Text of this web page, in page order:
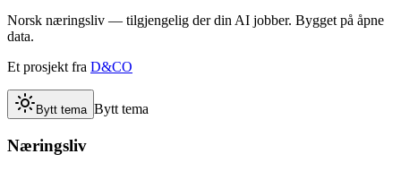
Norsk næringsliv — tilgjengelig der din AI jobber. Bygget på åpne
data.
Et prosjekt fra D&CO
Bytt tema Bytt tema
Næringsliv